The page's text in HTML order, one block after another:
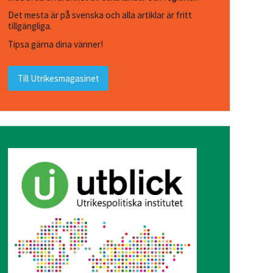
Det mesta är på svenska och alla artiklar är fritt
tillgängliga.
Tipsa gärna dina vänner!
Till Utrikesmagasinet